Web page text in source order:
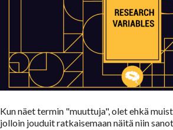
Kun näet termin "muuttuja", olet ehkä
jolloin jouduit ratkaisemaan näitä niin